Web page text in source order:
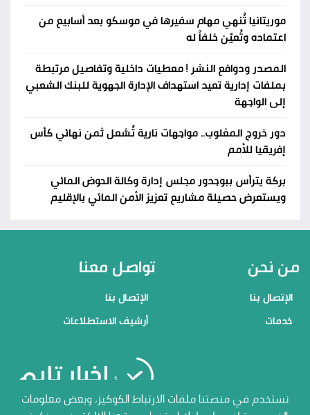
موريتانيا تُنهي مهام سفيرها في موسكو بعد أسابيع من
اعتماده وتُعيّن خلفاً له
المصدر ودوافع النشر ! معطيات داخلية وتفاصيل مرتبطة
بملفات إدارية تعيد استهداف الإدارة الجهوية للبنك الشعبي
إلى الواجهة
دور خروج المغلوب.. مواجهات نارية تُشعل ثمن نهائي كأس
إفريقيا للأمم
بركة يترأس ببوجدور مجلس إدارة وكالة الحوض المائي
ويستعرض حصيلة مشاريع تعزيز الأمن المائي بالإقليم
من نحن
الإتصال بنا
خدمات
تواصل معنا
الإتصال بنا
أرشيف الاستطلاعات
منصاتنا
نستخدم في منصتنا ملفات الارتباط الكوكيز، وبعض معلومات